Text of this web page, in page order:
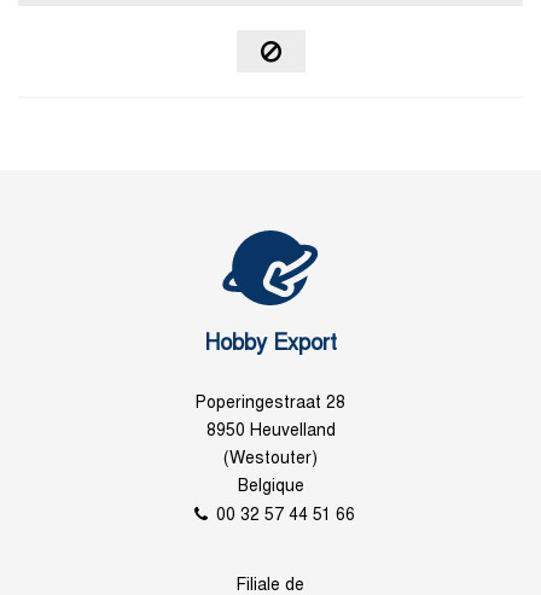
Hobby Export
Poperingestraat 28
8950 Heuvelland
(Westouter)
Belgique
00 32 57 44 51 66
Filiale de